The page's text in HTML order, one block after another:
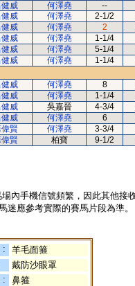
健威 何澤堯 --
健威 何澤堯 2-1/2
健威 何澤堯 2
健威 何澤堯 1-1/4
健威 何澤堯 5-1/4
健威 何澤堯 1-1/4
健威 何澤堯 8
健威 何澤堯 1-1/4
健威 吳嘉晉 4-3/4
健威 何澤堯 6
賢 何澤堯 3-3/4
賢 柏寶 9-1/2
內手機信號頻繁，因此其他
應參考實際的賽馬片段為準。
:
羊毛面箍
戴防沙眼罩
: 鼻箍